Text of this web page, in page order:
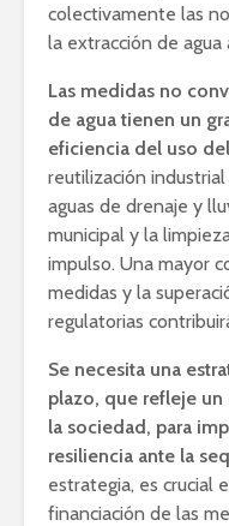
colectivamente las
la extracción de agua
Las medidas no
de agua tienen un
eficiencia del uso
reutilización
aguas de drenaje y
municipal y la
impulso. Una mayor
medidas y la
regulatorias
Se necesita una
plazo, que refleje
la sociedad, para
resiliencia ante la
estrategia, es crucial
financiación de las